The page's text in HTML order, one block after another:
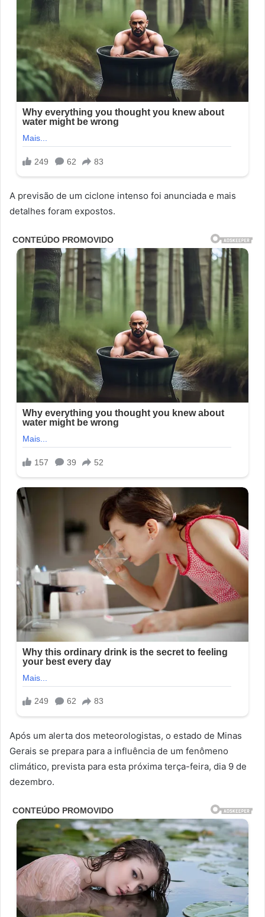
A previsão de um ciclone intenso foi anunciada e mais
detalhes foram expostos.
Após um alerta dos meteorologistas, o estado de Minas
Gerais se prepara para a influência de um fenômeno
climático, prevista para esta próxima terça-feira, dia 9 de
dezembro.